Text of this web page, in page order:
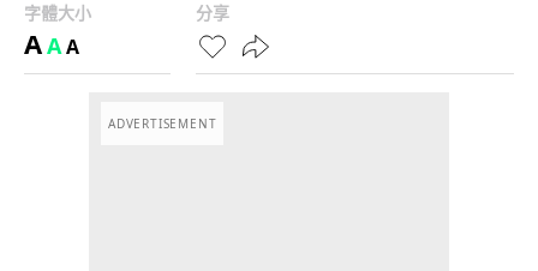
字體大小
AAA
分享
ADVERTISEMENT